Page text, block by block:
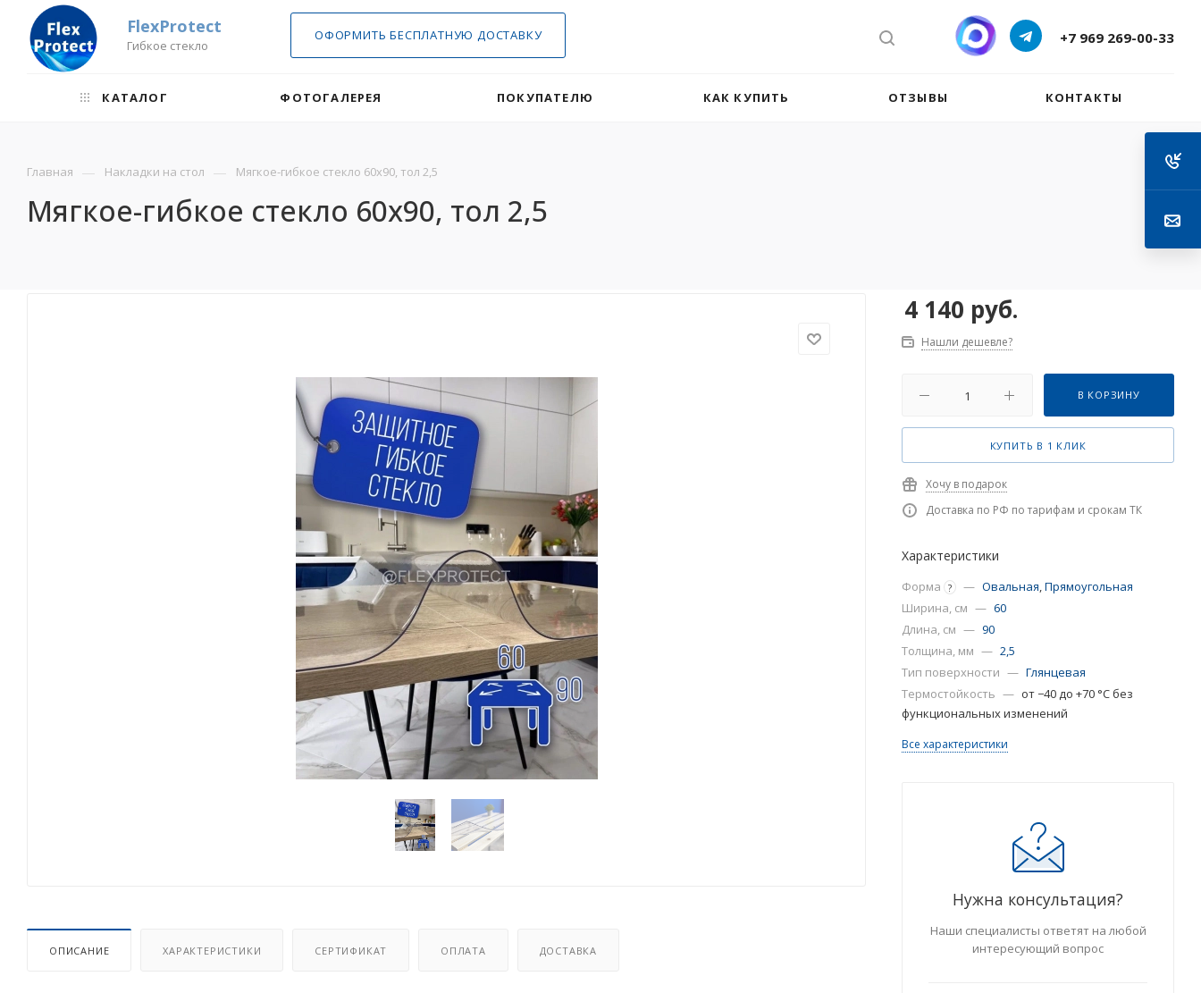
FlexProtect
Гибкое стекло
ОФОРМИТЬ БЕСПЛАТНУЮ ДОСТАВКУ +7 969 269-00-33
КАТАЛОГ ФОТОГАЛЕРЕЯ ПОКУПАТЕЛЮ КАК КУПИТЬ ОТЗЫВЫ КОНТАКТЫ
Главная — Накладки на стол — Мягкое-гибкое стекло 60х90, тол 2,5
Мягкое-гибкое стекло 60х90, тол 2,5
ОПИСАНИЕ ХАРАКТЕРИСТИКИ СЕРТИФИКАТ ОПЛАТА ДОСТАВКА
4 140 руб.
Нашли дешевле?
В КОРЗИНУ
КУПИТЬ В 1 КЛИК
Хочу в подарок
Доставка по РФ по тарифам и срокам ТК
Характеристики
Форма ? — Овальная,Прямоугольная
Ширина, см — 60
Длина, см — 90
Толщина, мм — 2,5
Тип поверхности — Глянцевая
Термостойкость — от −40 до +70 °C без
функциональных изменений
Все характеристики
Нужна консультация?
Наши специалисты ответят на любой
интересующий вопрос